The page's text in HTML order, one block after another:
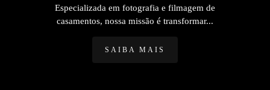
Especializada em fotografia e filmagem de
casamentos, nossa missão é transformar...
SAIBA MAIS